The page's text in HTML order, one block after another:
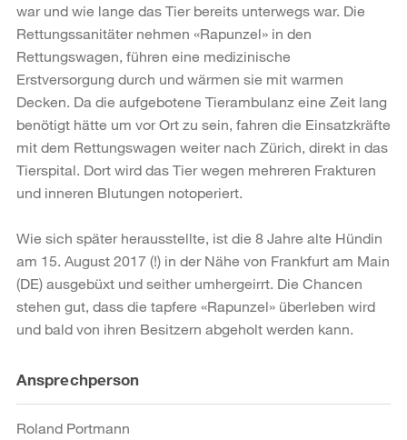
war und wie lange das Tier bereits unterwegs war. Die
Rettungssanitäter nehmen «Rapunzel» in den
Rettungswagen, führen eine medizinische
Erstversorgung durch und wärmen sie mit warmen
Decken. Da die aufgebotene Tierambulanz eine Zeit lang
benötigt hätte um vor Ort zu sein, fahren die Einsatzkräfte
mit dem Rettungswagen weiter nach Zürich, direkt in das
Tierspital. Dort wird das Tier wegen mehreren Frakturen
und inneren Blutungen notoperiert.
Wie sich später herausstellte, ist die 8 Jahre alte Hündin
am 15. August 2017 (!) in der Nähe von Frankfurt am Main
(DE) ausgebüxt und seither umhergeirrt. Die Chancen
stehen gut, dass die tapfere «Rapunzel» überleben wird
und bald von ihren Besitzern abgeholt werden kann.
Weitere
Informationen
Ansprechperson
Roland Portmann